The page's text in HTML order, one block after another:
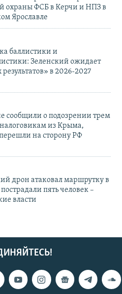
охраны ФСБ в Керчи и НПЗ в
Ярославле
баллистики и
Зеленский ожидает
в 2026-2027
сообщили о подозрении трем
из Крыма,
на сторону РФ
дрон атаковал маршрутку в
пять человек –
власти